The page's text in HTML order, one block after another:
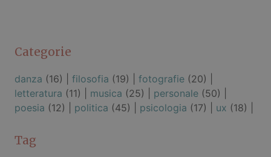
Categorie
danza (16) | filosofia (19) | fotografie (20) |
letteratura (11) | musica (25) | personale (50) |
poesia (12) | politica (45) | psicologia (17) | ux (18) |
Tag